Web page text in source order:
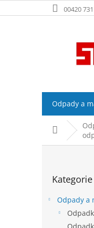
na
00420
Odpady a
Domů
kategorie
Kategorie
Odpady a